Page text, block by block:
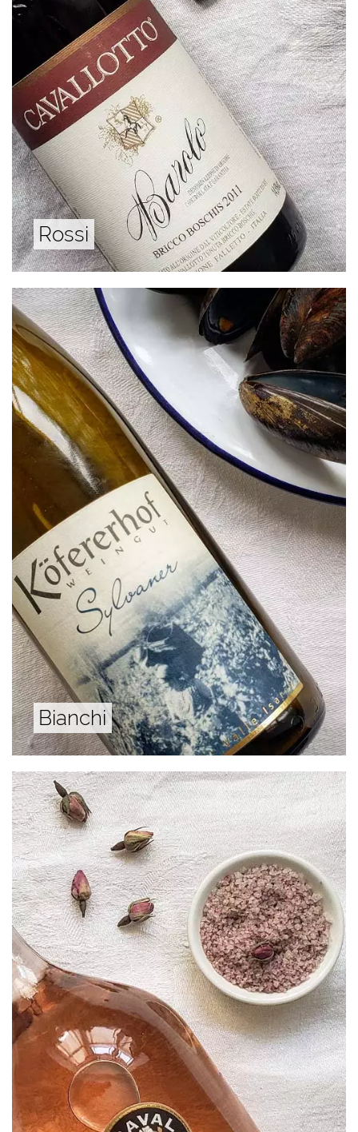
Rossi
Bianchi